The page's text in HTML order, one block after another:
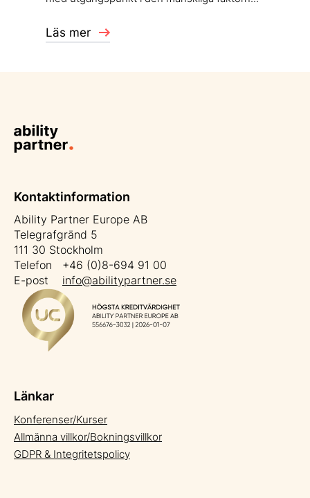
Läs mer
Kontaktinformation
Ability Partner Europe AB
Telegrafgränd 5
111 30 Stockholm
Telefon +46 (0)8-694 91 00
E-post info@abilitypartner.se
Länkar
Konferenser/Kurser
Allmänna villkor/Bokningsvillkor
GDPR & Integritetspolicy